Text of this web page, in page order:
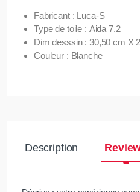
Fabricant : Luca-S
Type de toile : Aida 7.2
Dim desssin : 30,50 cm X
Couleur : Blanche
Description